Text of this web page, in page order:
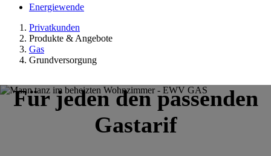
Energiewende
Privatkunden
Produkte & Angebote
Gas
Grundversorgung
Für jeden den passenden
Gastarif